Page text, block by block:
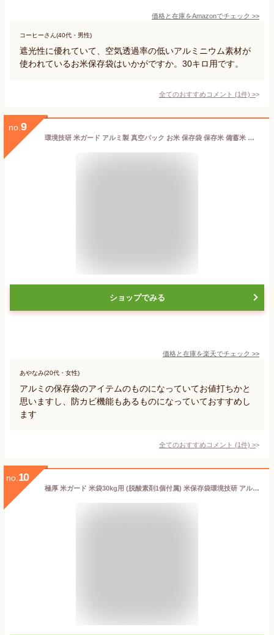
価格と在庫をAmazonでチェック >>
コーヒーさん(40代・男性)
遮光性に優れていて、空気透過率の低いアルミニウム素材が
使われているお米保存袋はいかがですか。30キロ用です。
全てのおすすめコメント (1件) >
no. 9
環境技研 米ガード アルミ製 真空パック お米 保存袋 保存米 備蓄米 脱酸素剤 10kg 30kg 極厚 真空 無酸素 防虫 防カビ 酸化防止 水分量安定 光遮断 遮光
ショップでみる
価格と在庫を楽天でチェック >>
あやなみ(20代・女性)
アルミの保存袋のアイテムのものになっていてお値打ちかと
思いますし、防カビ機能もあるものになっていておすすめし
ます
全てのおすすめコメント (1件) >
no. 10
極厚 米ガード 米袋30kg用 (脱酸素剤1個付属) 米保存袋環境技研 アルミ製 玄米保管 真空パック